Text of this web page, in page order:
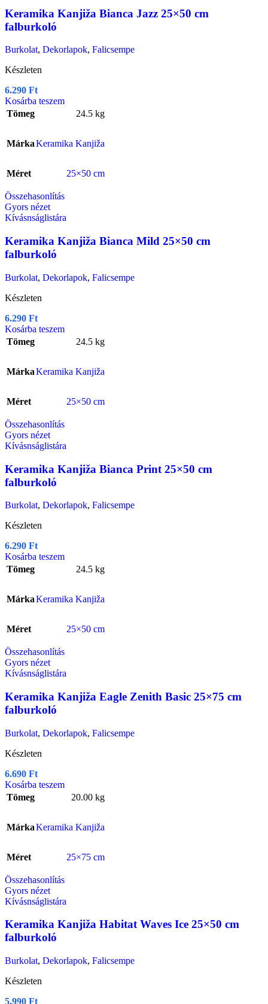
Keramika Kanjiža Bianca Jazz 25×50 cm
falburkoló
Burkolat, Dekorlapok, Falicsempe
Készleten
6.290 Ft
Kosárba teszem
Tömeg
24.5 kg
MárkaKeramika Kanjiža
Méret 25×50 cm
Összehasonlítás
Gyors nézet
Kívásnságlistára
Keramika Kanjiža Bianca Mild 25×50 cm
falburkoló
Burkolat, Dekorlapok, Falicsempe
Készleten
6.290 Ft
Kosárba teszem
Tömeg
24.5 kg
MárkaKeramika Kanjiža
Méret 25×50 cm
Összehasonlítás
Gyors nézet
Kívásnságlistára
Keramika Kanjiža Bianca Print 25×50 cm
falburkoló
Burkolat, Dekorlapok, Falicsempe
Készleten
6.290 Ft
Kosárba teszem
Tömeg
24.5 kg
MárkaKeramika Kanjiža
Méret 25×50 cm
Összehasonlítás
Gyors nézet
Kívásnságlistára
Keramika Kanjiža Eagle Zenith Basic 25×75 cm
falburkoló
Burkolat, Dekorlapok, Falicsempe
Készleten
6.690 Ft
Kosárba teszem
Tömeg
20.00 kg
MárkaKeramika Kanjiža
Méret 25×75 cm
Összehasonlítás
Gyors nézet
Kívásnságlistára
Keramika Kanjiža Habitat Waves Ice 25×50 cm
falburkoló
Burkolat, Dekorlapok, Falicsempe
Készleten
5.990 Ft